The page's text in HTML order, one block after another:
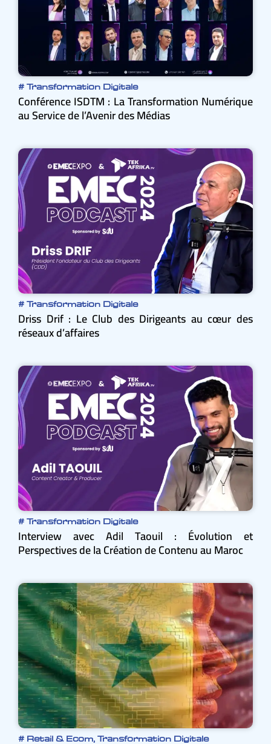
# Transformation Digitale
Conférence ISDTM : La Transformation Numérique
au Service de l’Avenir des Médias
# Transformation Digitale
Driss Drif : Le Club des Dirigeants au cœur des
réseaux d’affaires
# Transformation Digitale
Interview avec Adil Taouil : Évolution et
Perspectives de la Création de Contenu au Maroc
# Retail & Ecom, Transformation Digitale